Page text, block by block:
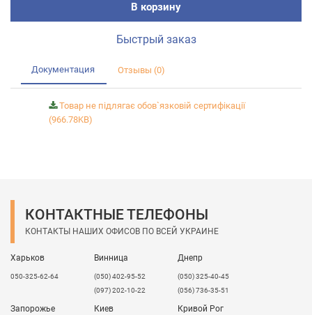
В корзину
Быстрый заказ
Документация Отзывы (0)
Товар не підлягає обов`язковій сертифікації
(966.78KB)
КОНТАКТНЫЕ ТЕЛЕФОНЫ
КОНТАКТЫ НАШИХ ОФИСОВ ПО ВСЕЙ УКРАИНЕ
Харьков
050-325-62-64
Винница
(050) 402-95-52
(097) 202-10-22
Днепр
(050) 325-40-45
(056) 736-35-51
Запорожье Киев Кривой Рог